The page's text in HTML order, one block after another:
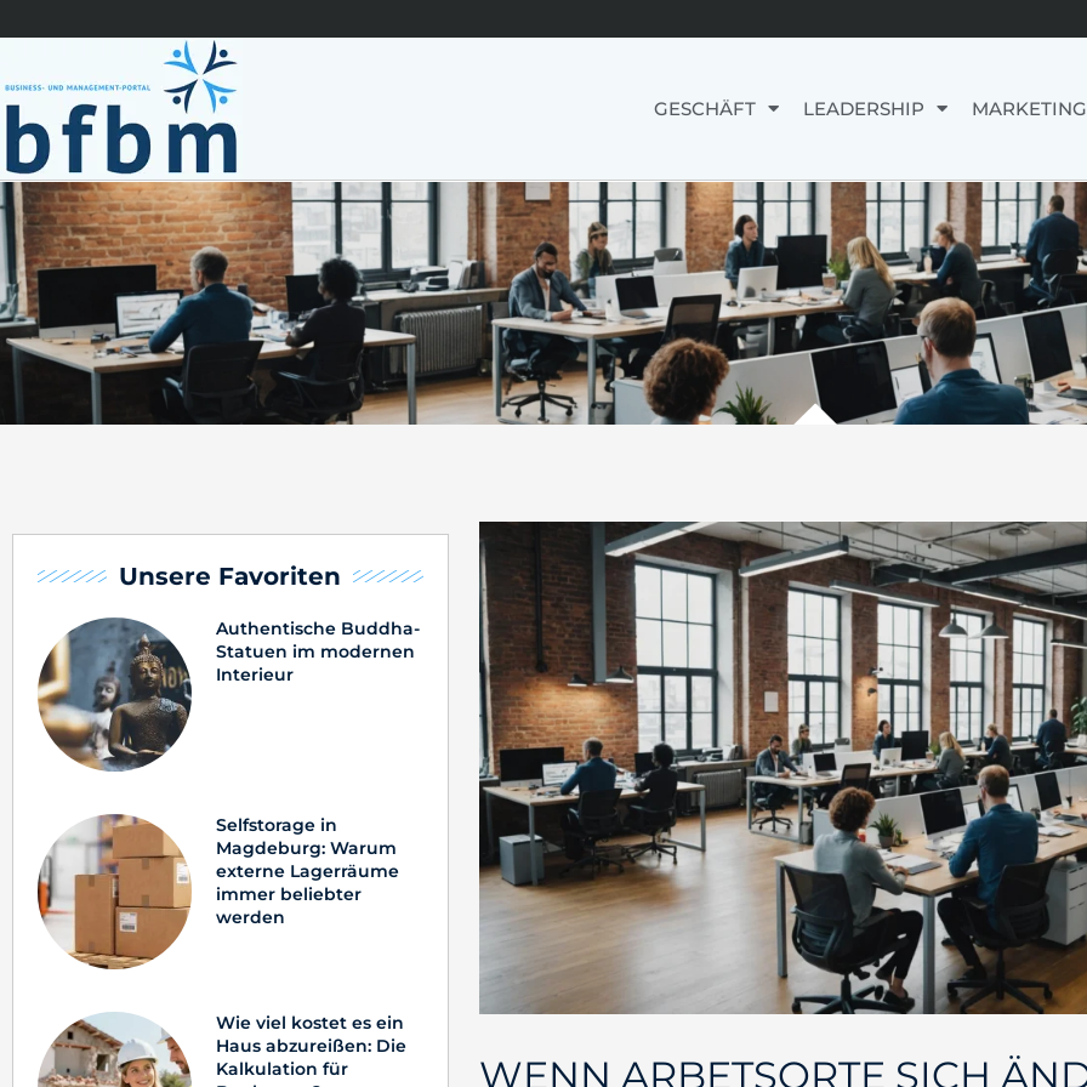
GESCHÄFT LEADERSHIP
Unsere Favoriten
Authentische Buddha-
Statuen im modernen
Interieur
Selfstorage in
Magdeburg: Warum
externe Lagerräume
immer beliebter
werden
Wie viel kostet es ein
Haus abzureißen: Die
Kalkulation für
WENN ARBETSORTE SICH